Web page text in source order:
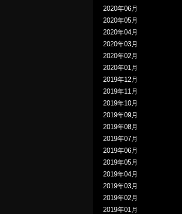
2020年06月
2020年05月
2020年04月
2020年03月
2020年02月
2020年01月
2019年12月
2019年11月
2019年10月
2019年09月
2019年08月
2019年07月
2019年06月
2019年05月
2019年04月
2019年03月
2019年02月
2019年01月